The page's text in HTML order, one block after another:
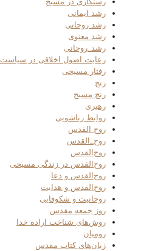
رشد ایمانی
رشد روحانی
رشد معنوی
رشد_روحانی
رعایت اصول اخلاقی در سیاست
رفتار مسیحی
رنج
رنج مسیح
رهبری
روابط زناشویی
روح القدس
روح_القدس
روح‌القدس
روح‌القدس در زندگی مسیحی
روح‌القدس و دعا
روح‌القدس و هدایت
روحانیت و شکوفایی
روز جمعه مقدس
روش‌های شناخت اراده خدا
رومیان
زبان‌های کتاب مقدس